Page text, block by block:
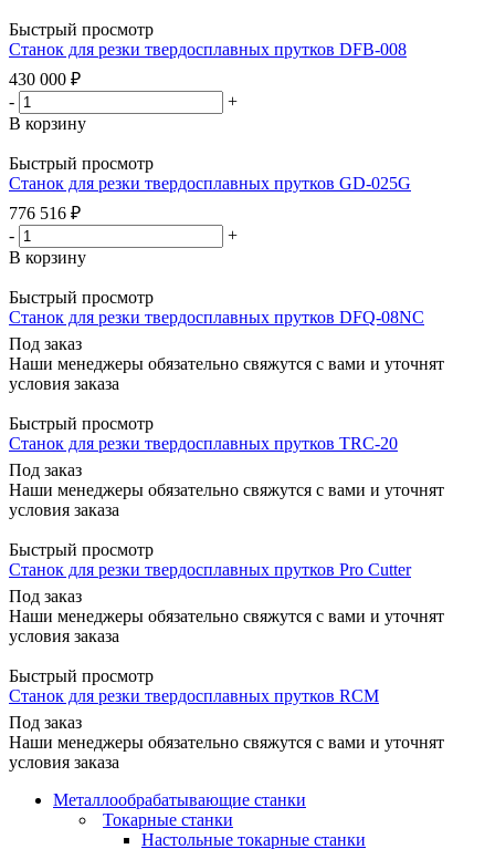
Быстрый просмотр
Станок для резки твердосплавных прутков DFB-008
430 000 ₽
-
+
В корзину
Быстрый просмотр
Станок для резки твердосплавных прутков GD-025G
776 516 ₽
-
+
В корзину
Быстрый просмотр
Станок для резки твердосплавных прутков DFQ-08NC
Под заказ
Наши менеджеры обязательно свяжутся с вами и уточнят
условия заказа
Быстрый просмотр
Станок для резки твердосплавных прутков TRC-20
Под заказ
Наши менеджеры обязательно свяжутся с вами и уточнят
условия заказа
Быстрый просмотр
Станок для резки твердосплавных прутков Pro Cutter
Под заказ
Наши менеджеры обязательно свяжутся с вами и уточнят
условия заказа
Быстрый просмотр
Станок для резки твердосплавных прутков RCM
Под заказ
Наши менеджеры обязательно свяжутся с вами и уточнят
условия заказа
Металлообрабатывающие станки
Токарные станки
Настольные токарные станки